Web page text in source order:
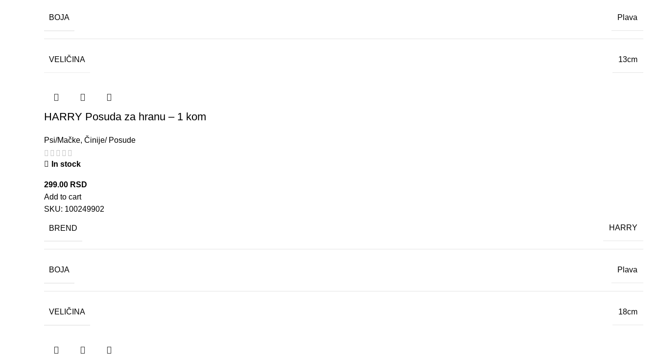
BOJA Plava
VELIČINA 13cm
HARRY Posuda za hranu – 1 kom
Psi/Mačke, Činije/ Posude
In stock
299.00 RSD
Add to cart
SKU: 100249902
BREND HARRY
BOJA Plava
VELIČINA 18cm